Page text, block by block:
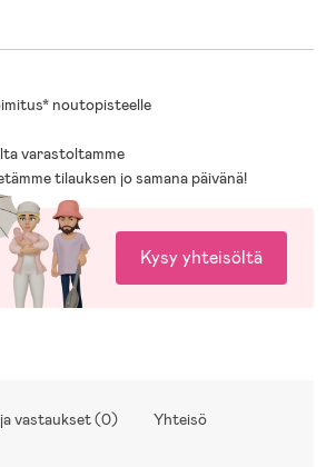
noutopisteelle
varastoltamme
tilauksen jo samana päivänä!
Kysy yhteisöltä
vastaukset (0) Yhteisö